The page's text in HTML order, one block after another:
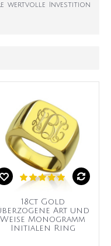
wertvolle Investition
18ct Gold
Art und
Weise Monogramm
Initialen Ring